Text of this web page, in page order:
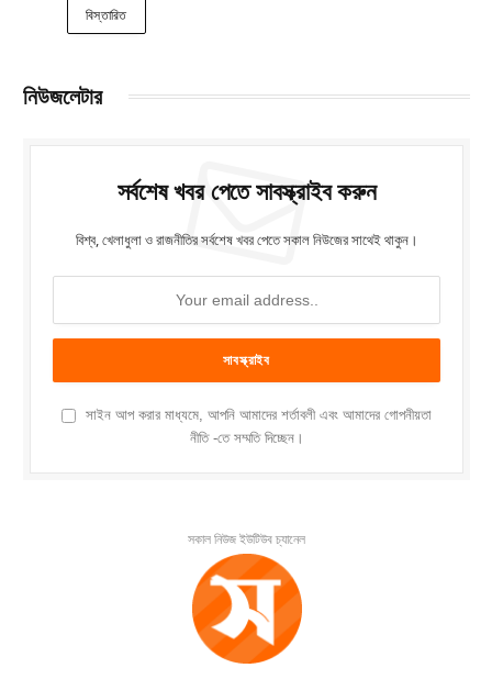
বিস্তারিত
নিউজলেটার
সর্বশেষ খবর পেতে সাবস্ক্রাইব করুন
বিশ্ব, খেলাধুলা ও রাজনীতির সর্বশেষ খবর পেতে সকাল নিউজের সাথেই থাকুন।
সাইন আপ করার মাধ্যমে, আপনি আমাদের শর্তাবলী এবং আমাদের গোপনীয়তা
নীতি -তে সম্মতি দিচ্ছেন।
সকাল নিউজ ইউটিউব চ্যানেল